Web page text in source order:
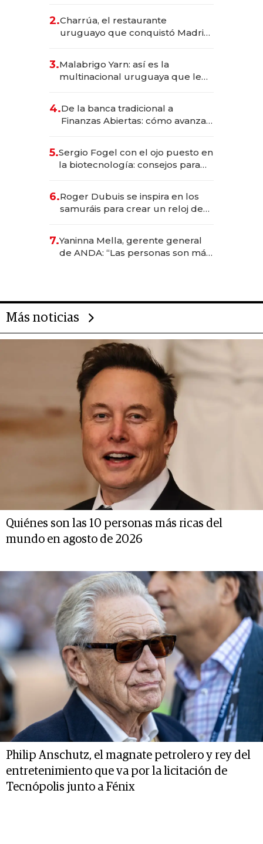
millones
2.Charrúa, el restaurante
uruguayo que conquistó Madrid:
anticipación y prepara apertura
3.Malabrigo Yarn: así es la
multinacional uruguaya que le
4.De la banca tradicional a
Finanzas Abiertas: cómo avanza
5.Sergio Fogel con el ojo puesto en
la biotecnología: consejos para
6.Roger Dubuis se inspira en los
samuráis para crear un reloj de
7.Yaninna Mella, gerente general
de ANDA: “Las personas son más
Más noticias
Quiénes son las 10 personas más ricas del
mundo en agosto de 2026
Philip Anschutz, el magnate petrolero y rey del
entretenimiento que va por la licitación de
Tecnópolis junto a Fénix